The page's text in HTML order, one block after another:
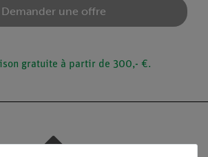
Demander une offre
gratuite à partir de 300,- €.